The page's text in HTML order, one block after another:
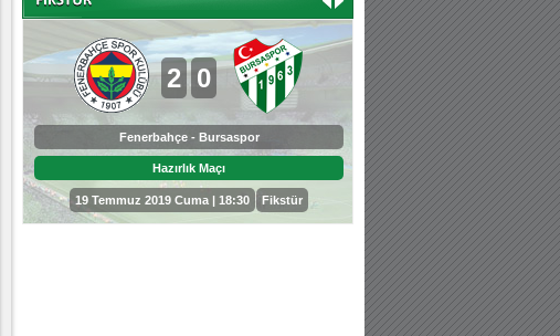
Hoş geldin Güneş bebek!
Teksas tribününden Sadettin Çetinoğlu'nu
2 0
Fenerbahçe - Bursaspor
Hazırlık Maçı
19 Temmuz 2019 Cuma | 18:30 Fikstür
0 3
Bursaspor - Sepahan
Hazırlık Maçı
25 Temmuz 2019 Perşembe |